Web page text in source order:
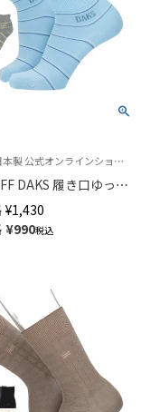
ダックス 日本製 公式オンラインショップ 紳士 靴下
DAKS 履き口ゆった
ゴム やわらか綿混
ダー ショート丈 メ
アル ソックス
¥1,430
¥990税込